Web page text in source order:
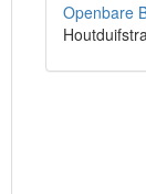
Openbare